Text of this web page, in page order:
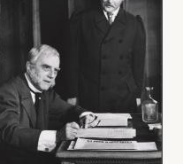
obiektu
Cyklop,
Na
zdjęciu:
Andrzej
Łapicki
Stary,